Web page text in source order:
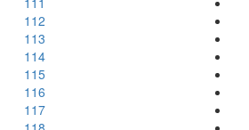
112
113
114
115
116
117